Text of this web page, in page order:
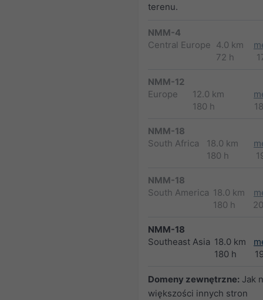
terenu.
NMM-4
Central Europe 4.0 km
72 h
NMM-12
Europe
12.0 km
180 h
NMM-18
South Africa
18.0 km
180 h
NMM-18
South America 18.0 km
180 h
NMM-18
Southeast Asia 18.0 km
180 h
Domeny zewnętrzne: Jak
większości innych stron